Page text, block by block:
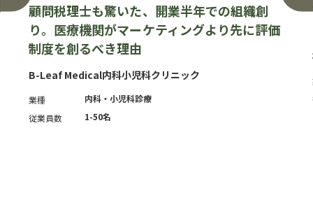
顧問税理士も驚いた、開業半年での組織創
り。医療機関がマーケティングより先に評価
制度を創るべき理由
B-Leaf Medical内科小児科クリニック
業種
内科・小児科診療
従業員数
1-50名